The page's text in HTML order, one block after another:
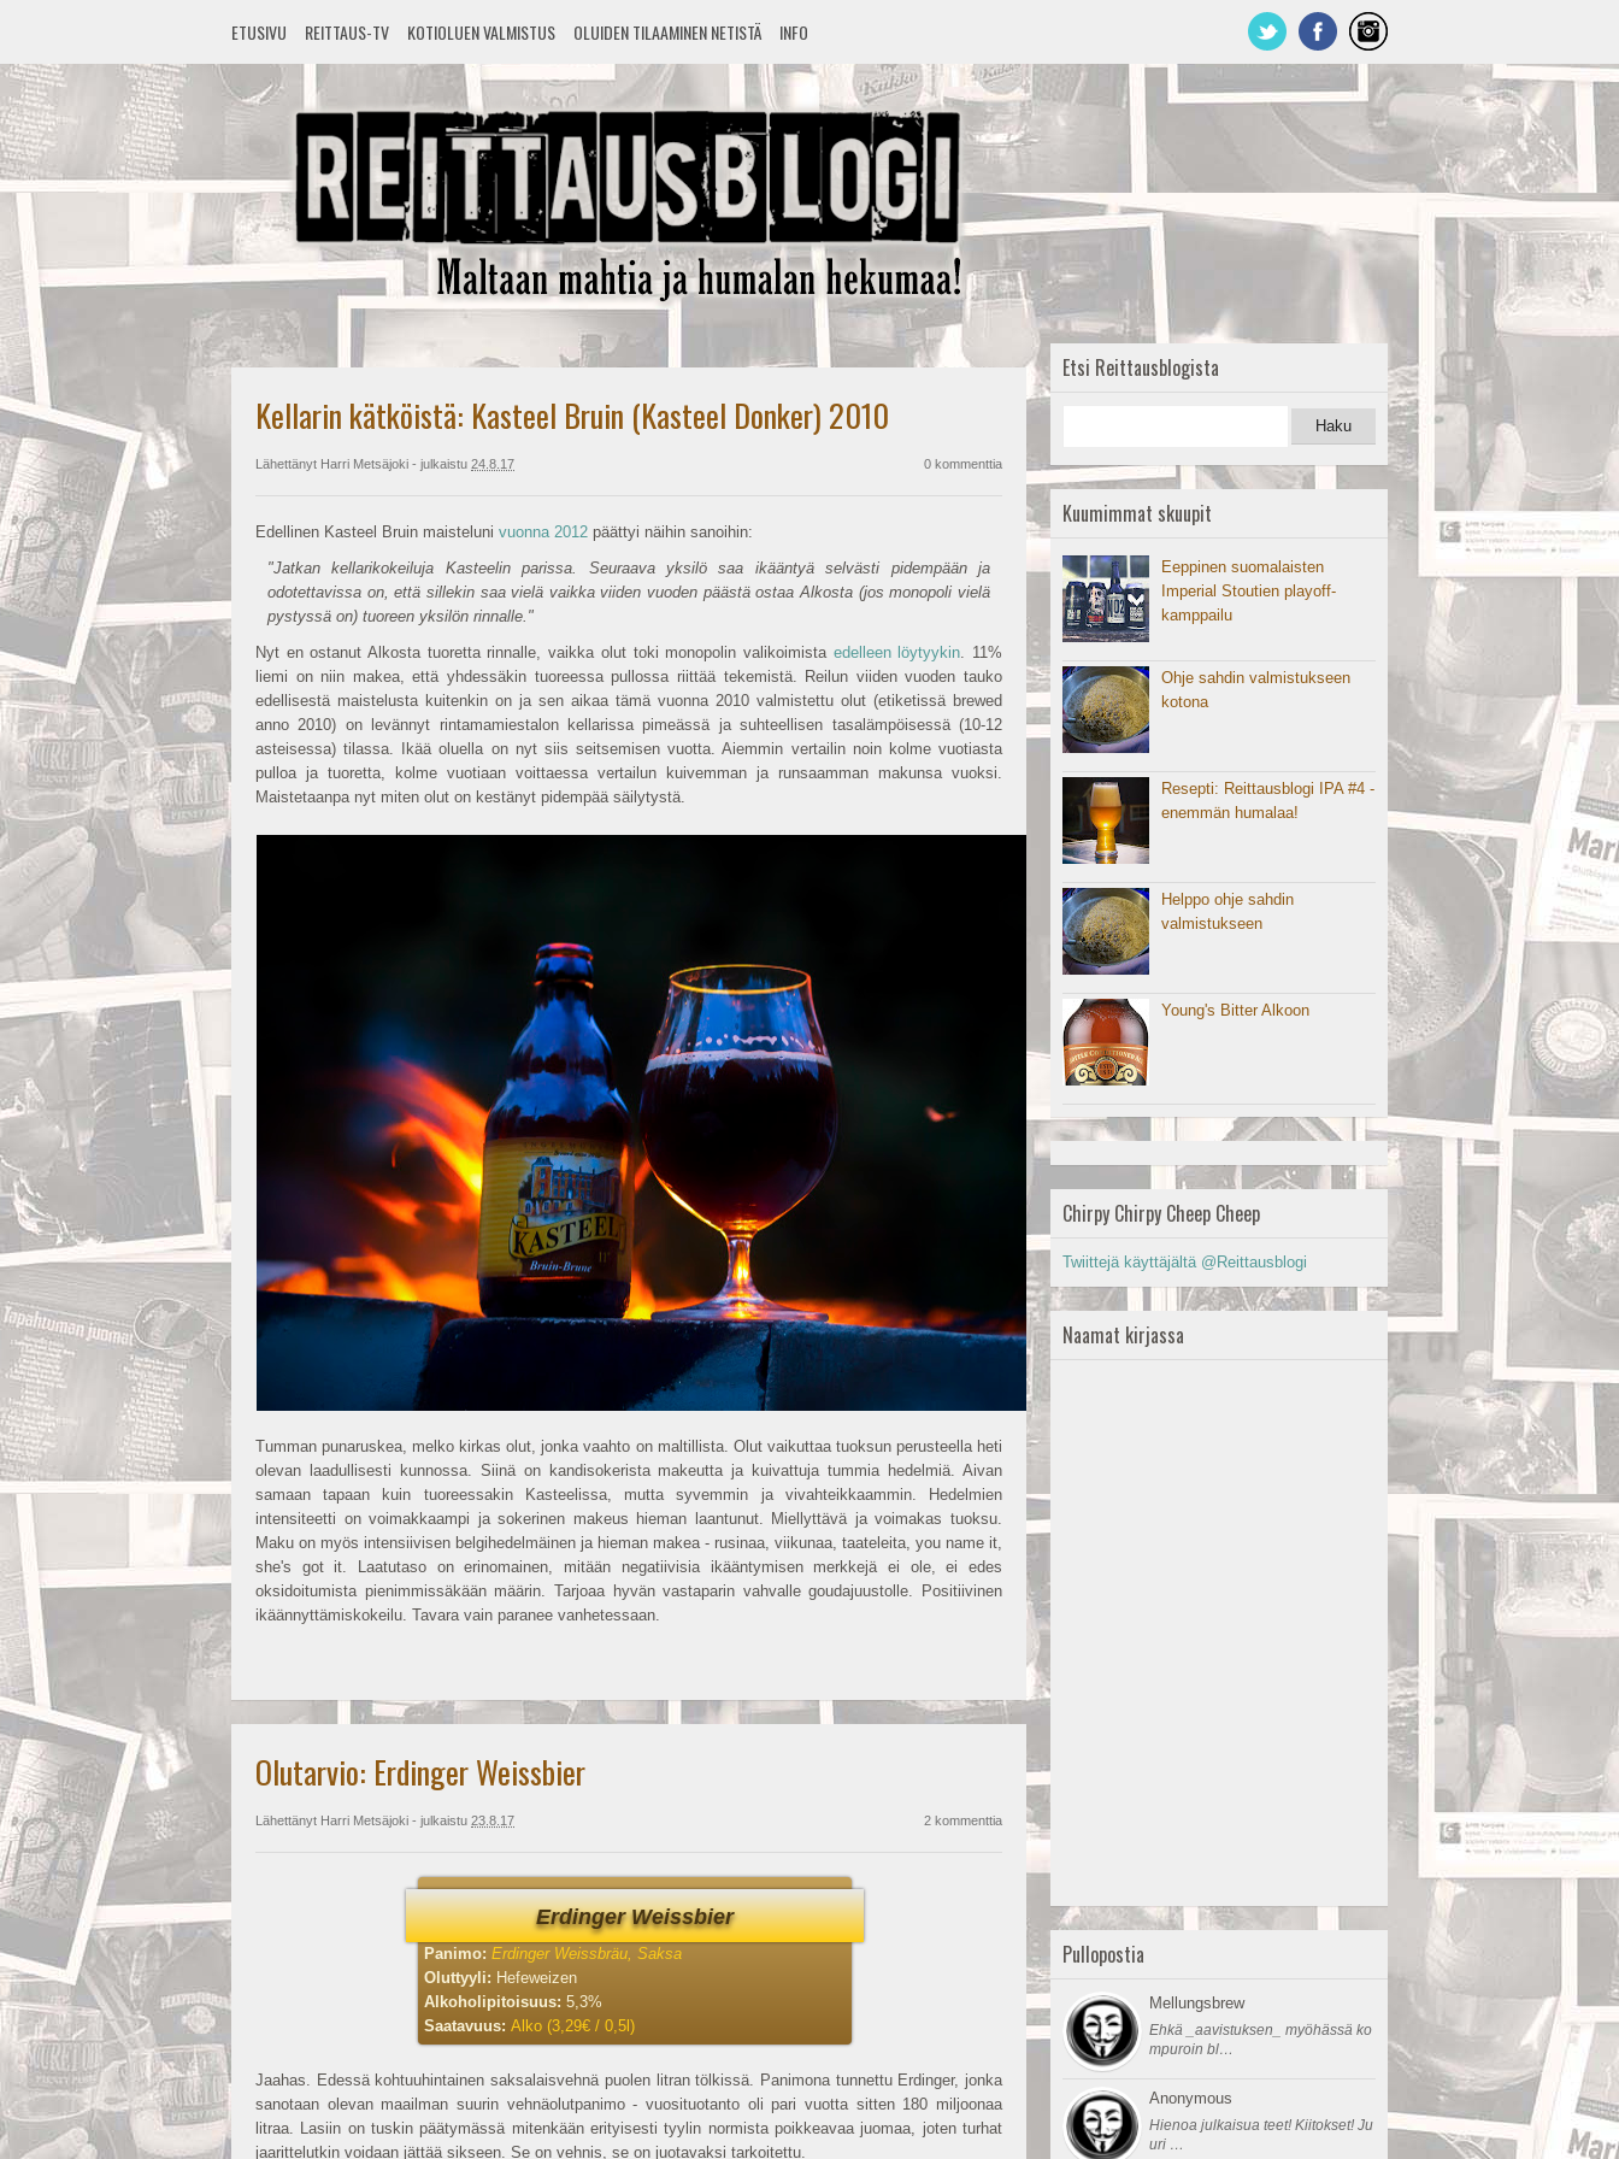
ETUSIVU REITTAUS-TV KOTIOLUEN VALMISTUS OLUIDEN TILAAMINEN NETISTÄ INFO
Kellarin kätköistä: Kasteel Bruin (Kasteel Donker) 2010
Lähettänyt Harri Metsäjoki - julkaistu 24.8.17 0 kommenttia
Edellinen Kasteel Bruin maisteluni vuonna 2012 päättyi näihin sanoihin:
"Jatkan kellarikokeiluja Kasteelin parissa. Seuraava yksilö saa ikääntyä selvästi pidempään ja
odotettavissa on, että sillekin saa vielä vaikka viiden vuoden päästä ostaa Alkosta (jos monopoli vielä
pystyssä on) tuoreen yksilön rinnalle."
Nyt en ostanut Alkosta tuoretta rinnalle, vaikka olut toki monopolin valikoimista edelleen löytyykin. 11%
liemi on niin makea, että yhdessäkin tuoreessa pullossa riittää tekemistä. Reilun viiden vuoden tauko
edellisestä maistelusta kuitenkin on ja sen aikaa tämä vuonna 2010 valmistettu olut (etiketissä brewed
anno 2010) on levännyt rintamamiestalon kellarissa pimeässä ja suhteellisen tasalämpöisessä (10-12
asteisessa) tilassa. Ikää oluella on nyt siis seitsemisen vuotta. Aiemmin vertailin noin kolme vuotiasta
pulloa ja tuoretta, kolme vuotiaan voittaessa vertailun kuivemman ja runsaamman makunsa vuoksi.
Maistetaanpa nyt miten olut on kestänyt pidempää säilytystä.
Tumman punaruskea, melko kirkas olut, jonka vaahto on maltillista. Olut vaikuttaa tuoksun perusteella heti
olevan laadullisesti kunnossa. Siinä on kandisokerista makeutta ja kuivattuja tummia hedelmiä. Aivan
samaan tapaan kuin tuoreessakin Kasteelissa, mutta syvemmin ja vivahteikkaammin. Hedelmien
intensiteetti on voimakkaampi ja sokerinen makeus hieman laantunut. Miellyttävä ja voimakas tuoksu.
Maku on myös intensiivisen belgihedelmäinen ja hieman makea - rusinaa, viikunaa, taateleita, you name it,
she's got it. Laatutaso on erinomainen, mitään negatiivisia ikääntymisen merkkejä ei ole, ei edes
oksidoitumista pienimmissäkään määrin. Tarjoaa hyvän vastaparin vahvalle goudajuustolle. Positiivinen
ikäännyttämiskokeilu. Tavara vain paranee vanhetessaan.
Olutarvio: Erdinger Weissbier
Lähettänyt Harri Metsäjoki - julkaistu 23.8.17 2 kommenttia
Erdinger Weissbier
Panimo: Erdinger Weissbräu, Saksa
Oluttyyli: Hefeweizen
Alkoholipitoisuus: 5,3%
Saatavuus: Alko (3,29€ / 0,5l)
Jaahas. Edessä kohtuuhintainen saksalaisvehnä puolen litran tölkissä. Panimona tunnettu Erdinger, jonka
sanotaan olevan maailman suurin vehnäolutpanimo - vuosituotanto oli pari vuotta sitten 180 miljoonaa
litraa. Lasiin on tuskin päätymässä mitenkään erityisesti tyylin normista poikkeavaa juomaa, joten turhat
jaarittelutkin voidaan jättää sikseen. Se on vehnis, se on juotavaksi tarkoitettu.
Etsi Reittausblogista
Kuumimmat skuupit
Eeppinen suomalaisten
Imperial Stoutien playoff-
kamppailu
Ohje sahdin valmistukseen
kotona
Resepti: Reittausblogi IPA #4 -
enemmän humalaa!
Helppo ohje sahdin
valmistukseen
Young's Bitter Alkoon
Chirpy Chirpy Cheep Cheep
Twiittejä käyttäjältä @Reittausblogi
Naamat kirjassa
Pullopostia
Mellungsbrew
Ehkä _aavistuksen_ myöhässä ko
mpuroin bl…
Anonymous
Hienoa julkaisua teet! Kiitokset! Ju
uri …